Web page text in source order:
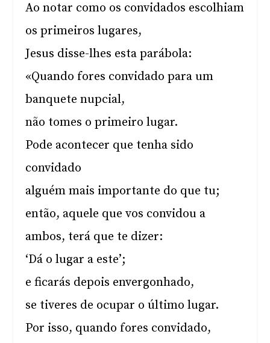
Ao notar como os convidados escolhiam
os primeiros lugares,
Jesus disse-lhes esta parábola:
«Quando fores convidado para um
banquete nupcial,
não tomes o primeiro lugar.
Pode acontecer que tenha sido
convidado
alguém mais importante do que tu;
então, aquele que vos convidou a
ambos, terá que te dizer:
‘Dá o lugar a este’;
e ficarás depois envergonhado,
se tiveres de ocupar o último lugar.
Por isso, quando fores convidado,